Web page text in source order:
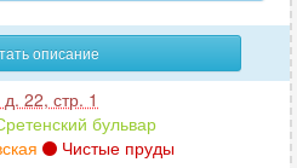
описание
22, стр. 1
бульвар
Чистые пруды